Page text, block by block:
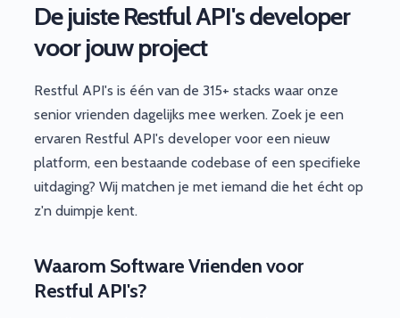
De juiste Restful API's developer
voor jouw project
Restful API's is één van de 315+ stacks waar onze
senior vrienden dagelijks mee werken. Zoek je een
ervaren Restful API's developer voor een nieuw
platform, een bestaande codebase of een specifieke
uitdaging? Wij matchen je met iemand die het écht op
z'n duimpje kent.
Waarom Software Vrienden voor
Restful API's?